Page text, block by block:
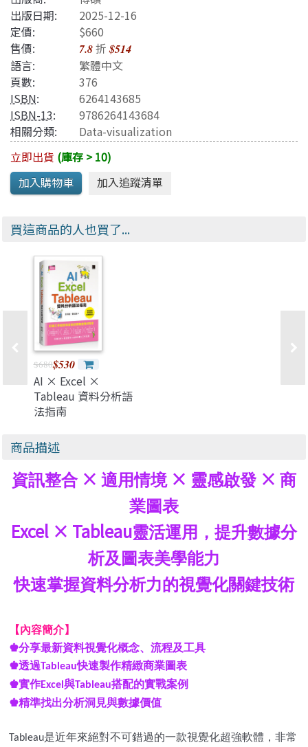
出版日期:
2025-12-16
定價:
$660
售價:
7.8折$514
語言:
繁體中文
頁數:
376
ISBN:
6264143685
ISBN-13:
9786264143684
相關分類:
Data-visualization
立即出貨 (庫存 > 10)
買這商品的人也買了...
$680$530
AI × Excel ×
Tableau 資料分析語
法指南
商品描述
資訊整合× 適用情境× 靈感啟發 × 商
業圖表
Excel × Tableau靈活運用，提升數據分
析及圖表美學能力
快速掌握資料分析力的視覺化關鍵技術
【內容簡介】
♚分享最新資料視覺化概念、流程及工具
♚透過Tableau快速製作精緻商業圖表
♚實作Excel 與Tableau搭配的實戰案例
♚精準找出分析洞見與數據價值
Tableau是近年來絕對不可錯過的一款視覺化超強軟體，非常